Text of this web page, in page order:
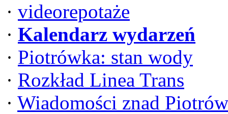
· videorepotaże
· Kalendarz wydarzeń
· Piotrówka: stan wody
· Rozkład Linea Trans
· Wiadomości znad